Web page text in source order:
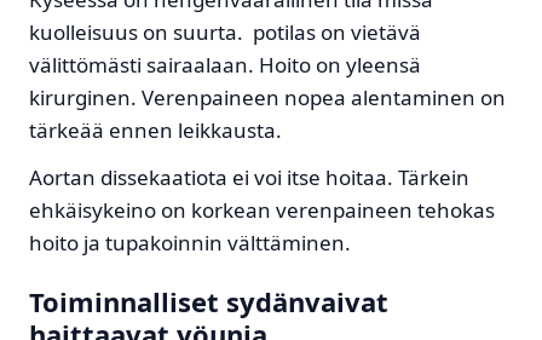
kuolleisuus on suurta. potilas on vietävä
välittömästi sairaalaan. Hoito on yleensä
kirurginen. Verenpaineen nopea alentaminen on
tärkeää ennen leikkausta.
Aortan dissekaatiota ei voi itse hoitaa. Tärkein
ehkäisykeino on korkean verenpaineen tehokas
hoito ja tupakoinnin välttäminen.
Toiminnalliset sydänvaivat